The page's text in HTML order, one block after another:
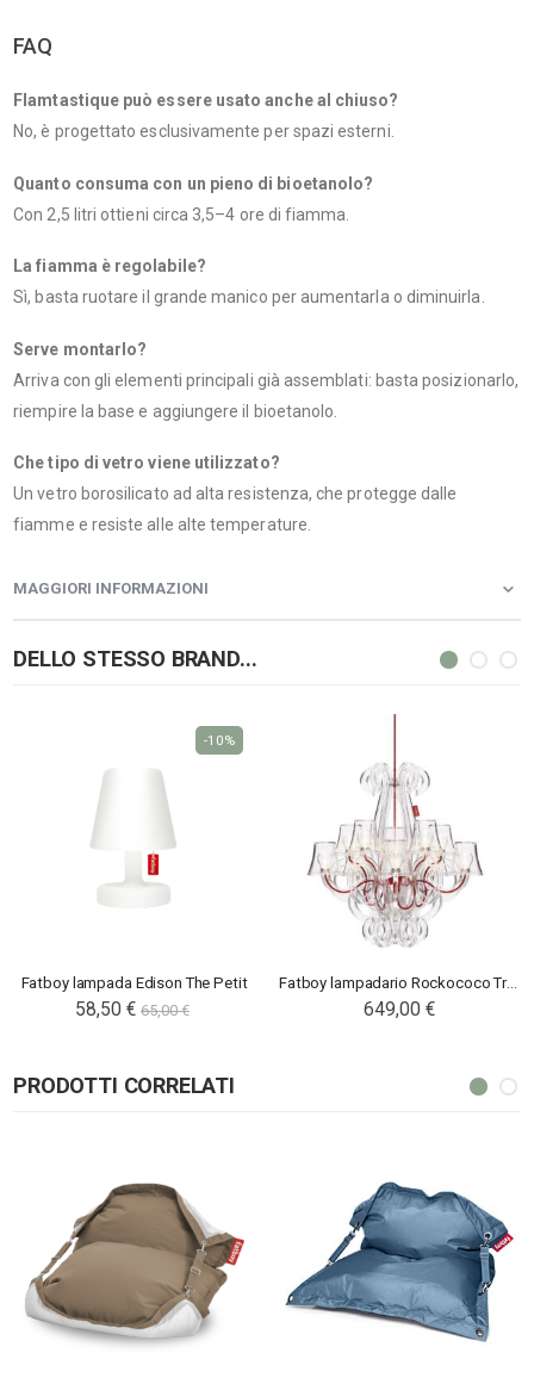
FAQ
Flamtastique può essere usato anche al chiuso?
No, è progettato esclusivamente per spazi esterni.
Quanto consuma con un pieno di bioetanolo?
Con 2,5 litri ottieni circa 3,5–4 ore di fiamma.
La fiamma è regolabile?
Sì, basta ruotare il grande manico per aumentarla o diminuirla.
Serve montarlo?
Arriva con gli elementi principali già assemblati: basta posizionarlo,
riempire la base e aggiungere il bioetanolo.
Che tipo di vetro viene utilizzato?
Un vetro borosilicato ad alta resistenza, che protegge dalle
fiamme e resiste alle alte temperature.
MAGGIORI INFORMAZIONI
DELLO STESSO BRAND...
Fatboy lampada Edison The Petit
Special
Price
58,50 € 65,00 €
-10%
Fatboy lampadario Rockococo Transparent
649,00 €
PRODOTTI CORRELATI